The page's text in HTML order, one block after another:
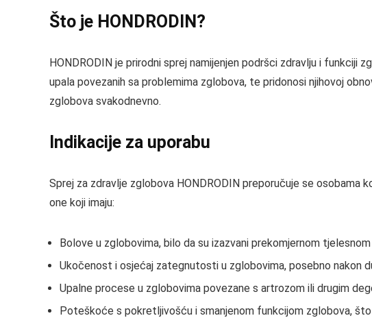
Što je HONDRODIN?
HONDRODIN je prirodni sprej namijenjen podršci zdravlju i funkciji
upala povezanih sa problemima zglobova, te pridonosi njihovoj
zglobova svakodnevno.
Indikacije za uporabu
Sprej za zdravlje zglobova HONDRODIN preporučuje se
one koji imaju:
Bolove u zglobovima, bilo da su izazvani prekomjernom
Ukočenost i osjećaj zategnutosti u zglobovima, posebno nakon
Upalne procese u zglobovima povezane s artrozom ili drugim
Poteškoće s pokretljivošću i smanjenom funkcijom zglobova,